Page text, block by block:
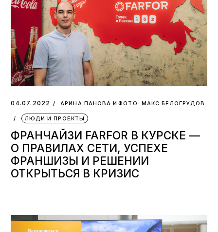
04.07.2022 АРИНА ПАНОВА иФОТО: МАКС БЕЛОГРУДОВ
ЛЮДИ И ПРОЕКТЫ
ФРАНЧАЙЗИ FARFOR В КУРСКЕ —
О ПРАВИЛАХ СЕТИ, УСПЕХЕ
ФРАНШИЗЫ И РЕШЕНИИ
ОТКРЫТЬСЯ В КРИЗИС